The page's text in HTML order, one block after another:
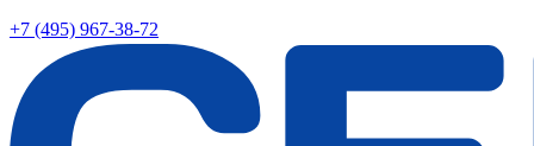
+7 (495) 967-38-72